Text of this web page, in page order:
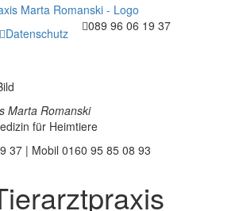
Datenschutz 089 96 06 19 37
Marta Romanski
für Heimtiere
37 | Mobil 0160 95 85 08 93